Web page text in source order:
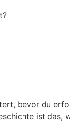
bevor du
ist das,